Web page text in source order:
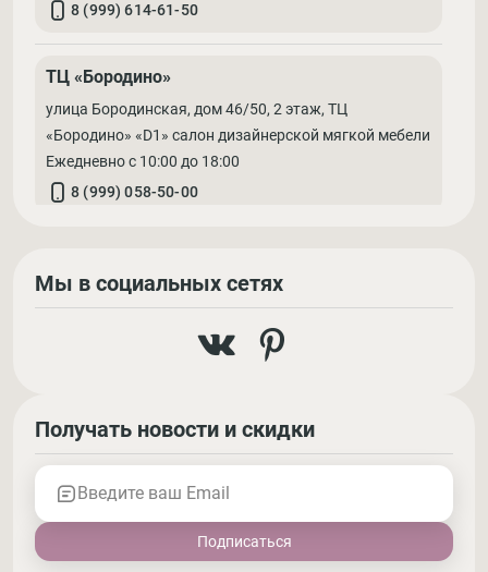
8 (999) 614-61-50
ТЦ «Бородино»
улица Бородинская, дом 46/50, 2 этаж, ТЦ
«Бородино» «D1» салон дизайнерской мягкой мебели
Ежедневно с 10:00 до 18:00
8 (999) 058-50-00
Мы в социальных сетях
Получать новости и скидки
Введите ваш Email